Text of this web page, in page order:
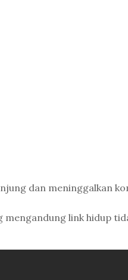
dan meninggalkan
link hidup